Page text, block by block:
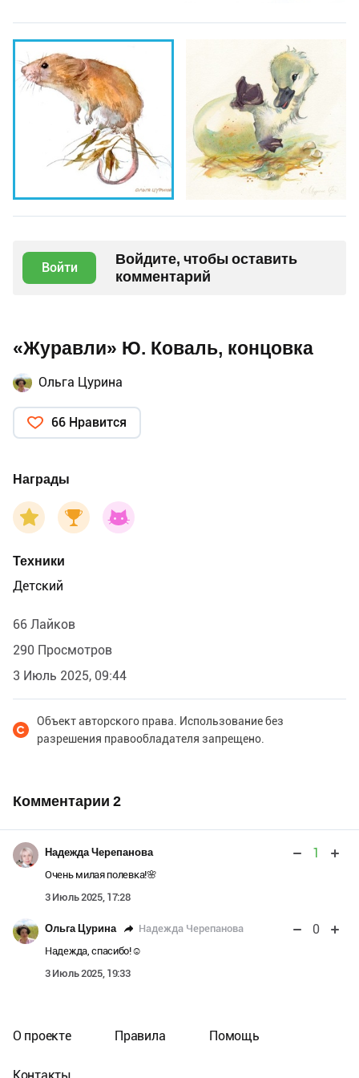
Войти
Войдите, чтобы оставить
комментарий
«Журавли» Ю. Коваль, концовка
Ольга Цурина
66 Нравится
Награды
Техники
Детский
66 Лайков
290 Просмотров
3 Июль 2025, 09:44
Объект авторского права. Использование без
разрешения правообладателя запрещено.
Комментарии 2
Надежда Черепанова 1
Очень милая полевка!🌸
3 Июль 2025, 17:28
Ольга Цурина Надежда Черепанова 0
Надежда, спасибо!☺️
3 Июль 2025, 19:33
О проекте Правила Помощь